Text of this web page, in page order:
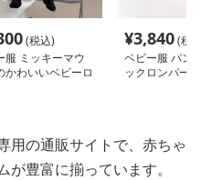
(税込)
服 ミッキーマウ
かわいいベビーロ
¥3,840(税
ベビー服 パン
ックロンパース
用の通販サイトで、赤ちゃ
が豊富に揃っています。